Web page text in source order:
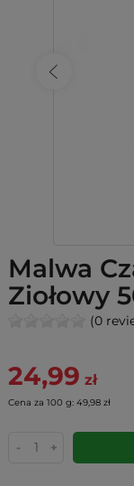
Malwa
Ziołowy
(0
24,99 zł
Cena za 100 g: 49,98 zł
- +